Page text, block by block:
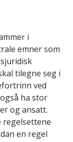
i
emner som
tilegne seg i
ved
ha stor
og ansatt.
regelsettene
en regel